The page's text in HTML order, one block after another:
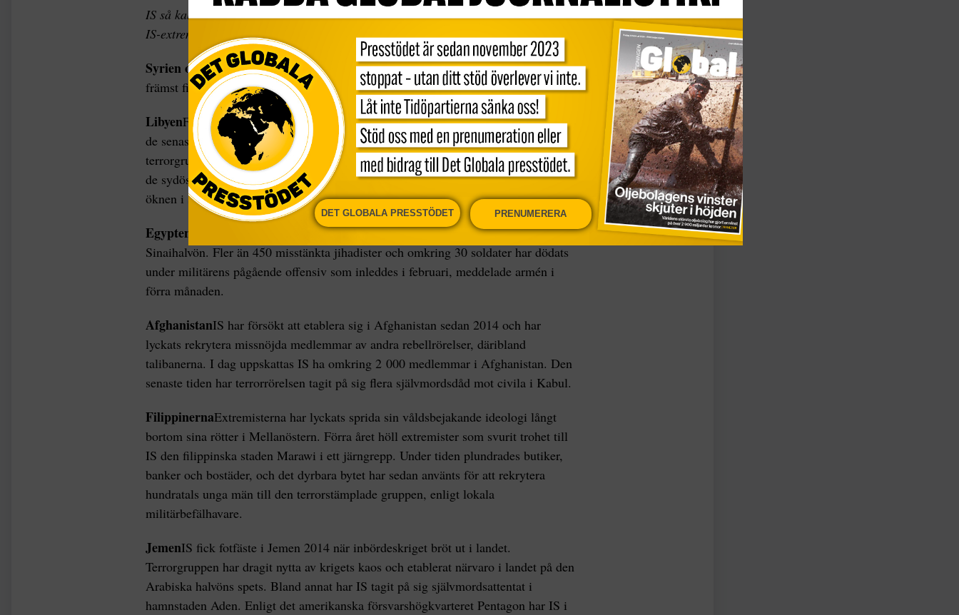
IS så kallade kalifat i Syrien och Irak är besegrat militärt och slaget i spillror. Men
IS-extremisternas väpnade kamp fortsätter på annat håll.
Syrien och IrakFlygangrepp och markstrider har gjort att gruppens fästen numera
främst finns i vidsträckta ökenområden.
LibyenFör ett par år sedan drevs IS ut ur kusttområdet kring Sirte i Libyen – men
de senaste åren har extremisterna börjat dyka upp i landet igen. Bland annat har
terrorgruppen de senaste månaderna erkänt flera blodiga attacker i ett ökenområde i
de sydöstra delarna av landet. Uppgifter finns också om att IS rekryterar migranter i
öknen i söder.
Egypten
Terrorrörelsen IS egyptiska gren bedriver ett lågintensivt väpnat uppror på
Sinaihalvön. Fler än 450 misstänkta jihadister och omkring 30 soldater har dödats
under militärens pågående offensiv som inleddes i februari, meddelade armén i
förra månaden.
AfghanistanIS har försökt att etablera sig i Afghanistan sedan 2014 och har
lyckats rekrytera missnöjda medlemmar av andra rebellrörelser, däribland
talibanerna. I dag uppskattas IS ha omkring 2 000 medlemmar i Afghanistan. Den
senaste tiden har terrorrörelsen tagit på sig flera självmordsdåd mot civila i Kabul.
FilippinernaExtremisterna har lyckats sprida sin våldsbejakande ideologi långt
bortom sina rötter i Mellanöstern. Förra året höll extremister som svurit trohet till
IS den filippinska staden Marawi i ett järngrepp. Under tiden plundrades butiker,
banker och bostäder, och det dyrbara bytet har sedan använts för att rekrytera
hundratals unga män till den terrorstämplade gruppen, enligt lokala
militärbefälhavare.
JemenIS fick fotfäste i Jemen 2014 när inbördeskriget bröt ut i landet.
Terrorgruppen har dragit nytta av krigets kaos och etablerat närvaro i landet på den
Arabiska halvöns spets. Bland annat har IS tagit på sig självmordsattentat i
hamnstaden Aden. Enligt det amerikanska försvarshögkvarteret Pentagon har IS i
DET GLOBALA PRESSTÖDET PRENUMERERA